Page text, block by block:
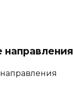
направления